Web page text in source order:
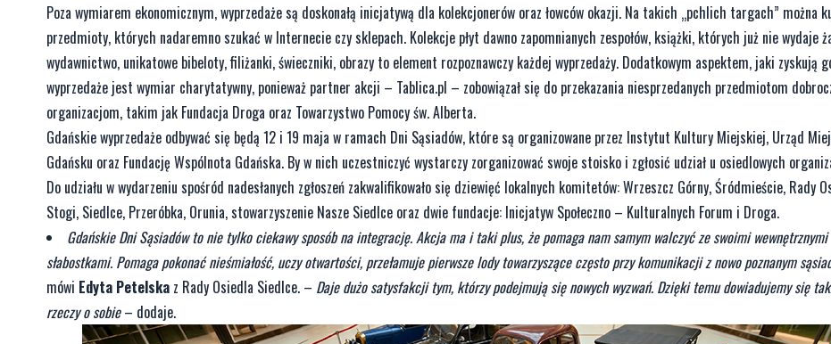
Poza wymiarem ekonomicznym, wyprzedaże są doskonałą inicjatywą dla kolekcjonerów oraz łowców okazji. Na takich „pchlich targach” można
przedmioty, których nadaremno szukać w Internecie czy sklepach. Kolekcje płyt dawno zapomnianych zespołów, książki, których już nie wydaje
wydawnictwo, unikatowe bibeloty, filiżanki, świeczniki, obrazy to element rozpoznawczy każdej wyprzedaży. Dodatkowym aspektem, jaki zyskują
wyprzedaże jest wymiar charytatywny, ponieważ partner akcji – Tablica.pl – zobowiązał się do przekazania niesprzedanych przedmiotom
organizacjom, takim jak Fundacja Droga oraz Towarzystwo Pomocy św. Alberta.
Gdańskie wyprzedaże odbywać się będą 12 i 19 maja w ramach Dni Sąsiadów, które są organizowane przez Instytut Kultury Miejskiej, Urząd
Gdańsku oraz Fundację Wspólnota Gdańska. By w nich uczestniczyć wystarczy zorganizować swoje stoisko i zgłosić udział u osiedlowych
Do udziału w wydarzeniu spośród nadesłanych zgłoszeń zakwalifikowało się dziewięć lokalnych komitetów: Wrzeszcz Górny, Śródmieście, Rady
Stogi, Siedlce, Przeróbka, Orunia, stowarzyszenie Nasze Siedlce oraz dwie fundacje: Inicjatyw Społeczno – Kulturalnych Forum i Droga.
Gdańskie Dni Sąsiadów to nie tylko ciekawy sposób na integrację. Akcja ma i taki plus, że pomaga nam samym walczyć ze swoimi wewnętrznymi
słabostkami. Pomaga pokonać nieśmiałość, uczy otwartości, przełamuje pierwsze lody towarzyszące często przy komunikacji z nowo poznanym
mówi Edyta Petelska z Rady Osiedla Siedlce. – Daje dużo satysfakcji tym, którzy podejmują się nowych wyzwań. Dzięki temu dowiadujemy się
rzeczy o sobie– dodaje.